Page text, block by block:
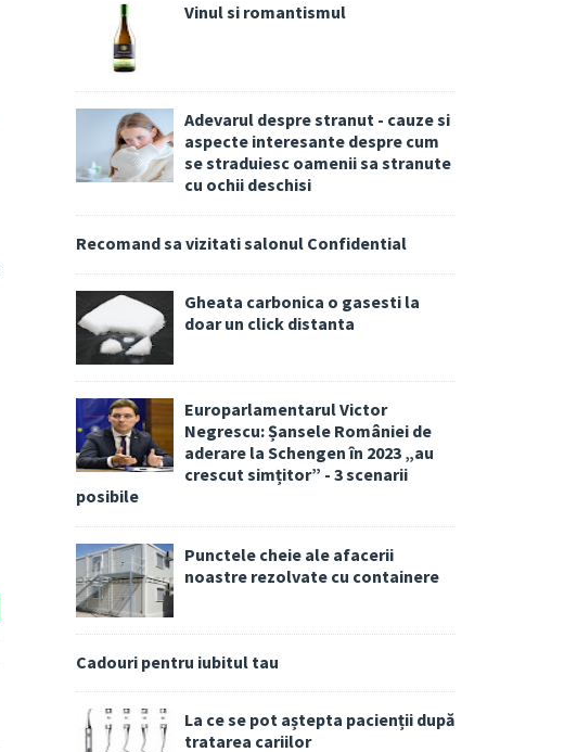
Vinul si romantismul
Adevarul despre stranut - cauze si
aspecte interesante despre cum
se straduiesc oamenii sa stranute
cu ochii deschisi
Recomand sa vizitati salonul Confidential
Gheata carbonica o gasesti la
doar un click distanta
Europarlamentarul Victor
Negrescu: Șansele României de
aderare la Schengen în 2023 „au
crescut simțitor” - 3 scenarii
posibile
Punctele cheie ale afacerii
noastre rezolvate cu containere
Cadouri pentru iubitul tau
La ce se pot aștepta pacienții după
tratarea cariilor